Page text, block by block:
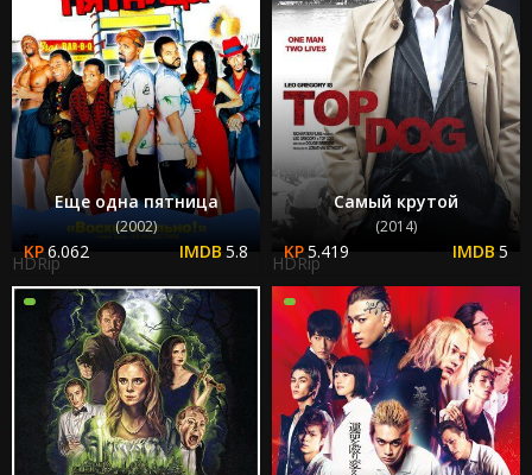
Еще одна пятница
(2002)
6.062 5.8
HDRip
Самый крутой
(2014)
5.419 5
HDRip